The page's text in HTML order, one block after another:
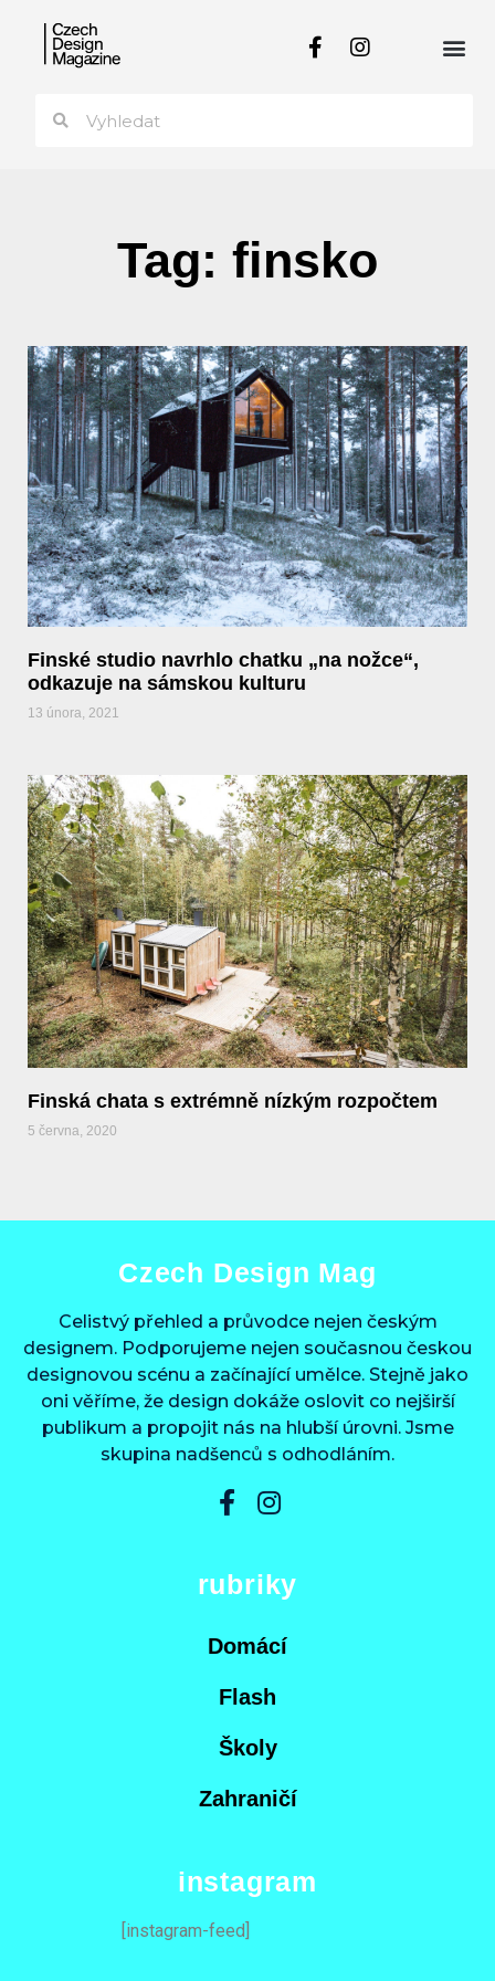
Tag: finsko
Finské studio navrhlo chatku „na nožce“,
odkazuje na sámskou kulturu
13 února, 2021
Finská chata s extrémně nízkým rozpočtem
5 června, 2020
Czech Design Mag
Celistvý přehled a průvodce nejen českým
designem. Podporujeme nejen současnou českou
designovou scénu a začínající umělce. Stejně jako
oni věříme, že design dokáže oslovit co nejširší
publikum a propojit nás na hlubší úrovni. Jsme
skupina nadšenců s odhodláním.
rubriky
Domácí
Flash
Školy
Zahraničí
instagram
[instagram-feed]